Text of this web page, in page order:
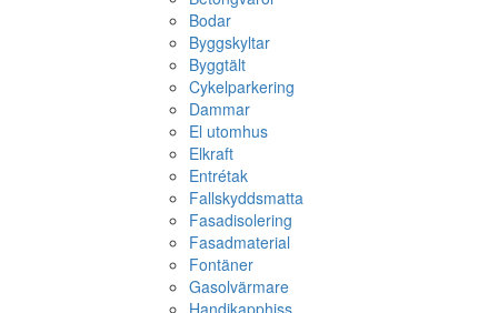
Bodar
Byggskyltar
Byggtält
Cykelparkering
Dammar
El utomhus
Elkraft
Entrétak
Fallskyddsmatta
Fasadisolering
Fasadmaterial
Fontäner
Gasolvärmare
Handikapphiss